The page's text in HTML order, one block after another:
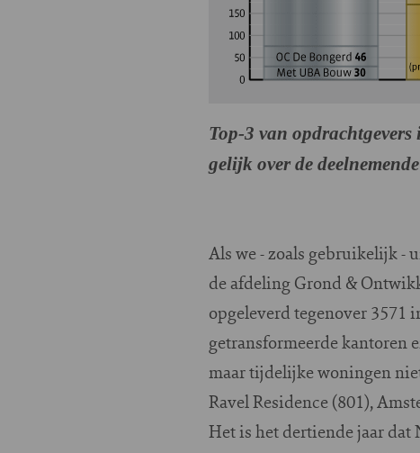
Top-3 van
gelijk over de
Als we - zoals gebruikelijk -
de afdeling Grond &
opgeleverd tegenover 3571
getransformeerde kantoren
maar tijdelijke woningen
Ravel Residence (801),
Het is het dertiende jaar dat